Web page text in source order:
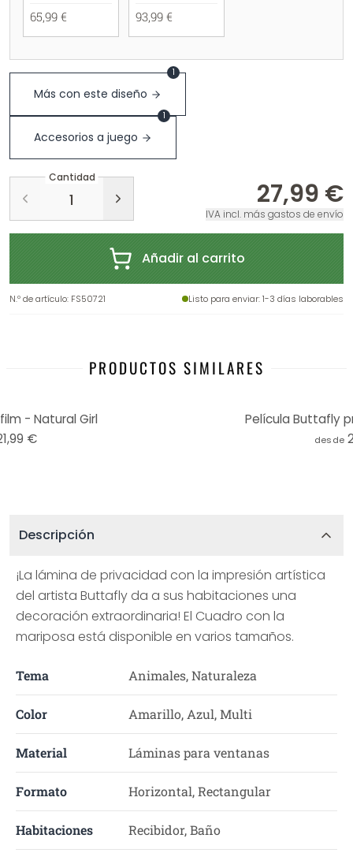
65,99 € 93,99 €
Más con este diseño
1
Accesorios a juego
1
Cantidad
27,99 €
IVA incl. más gastos de envío
Añadir al carrito
N.º de artículo: FS50721 Listo para enviar: 1-3 días laborables
PRODUCTOS SIMILARES
- Natural Girl
€
Película Buttafly
desde
Descripción
¡La lámina de privacidad con la impresión artística
del artista Buttafly da a sus habitaciones una
decoración extraordinaria! El Cuadro con la
mariposa está disponible en varios tamaños.
Tema Animales, Naturaleza
Color Amarillo, Azul, Multi
Material Láminas para ventanas
Formato Horizontal, Rectangular
Habitaciones Recibidor, Baño